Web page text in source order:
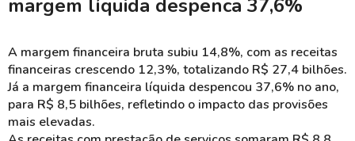
margem líquida despenca 37,6%
A margem financeira bruta subiu 14,8%, com as receitas
financeiras crescendo 12,3%, totalizando R$ 27,4 bilhões.
Já a margem financeira líquida despencou 37,6% no ano,
para R$ 8,5 bilhões, refletindo o impacto das provisões
mais elevadas.